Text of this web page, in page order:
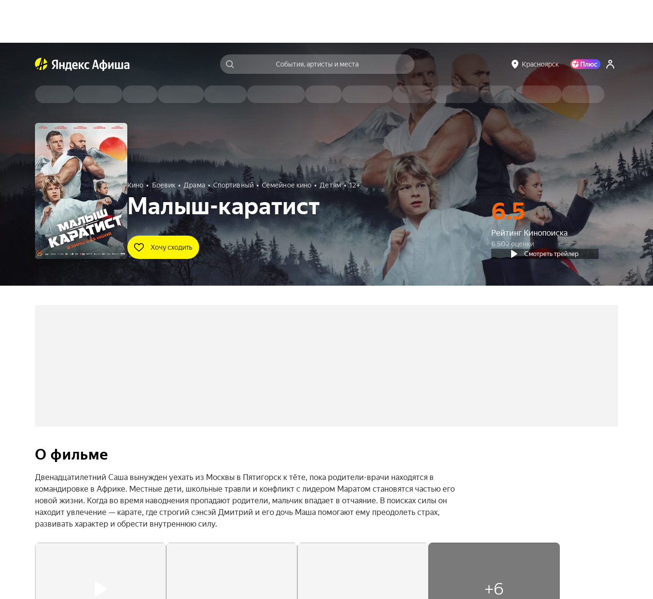
События, артисты и места Красноярск
Кино Боевик Драма Спортивный Семейное кино Детям 12+
Малыш-каратист
Хочу сходить
6.5
Рейтинг Кинопоиска
6 502 оценки
Смотреть трейлер
О фильме
Двенадцатилетний Саша вынужден уехать из Москвы в Пятигорск к тёте, пока родители-врачи находятся в
командировке в Африке. Местные дети, школьные травли и конфликт с лидером Маратом становятся частью его
новой жизни. Когда во время наводнения пропадают родители, мальчик впадает в отчаяние. В поисках силы он
находит увлечение — карате, где строгий сэнсэй Дмитрий и его дочь Маша помогают ему преодолеть страх,
развивать характер и обрести внутреннюю силу.
+6